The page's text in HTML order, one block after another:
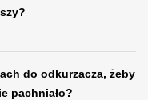
do odkurzacza, żeby
pachniało?